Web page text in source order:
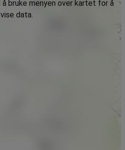
bruke menyen over kartet for å
vise data.